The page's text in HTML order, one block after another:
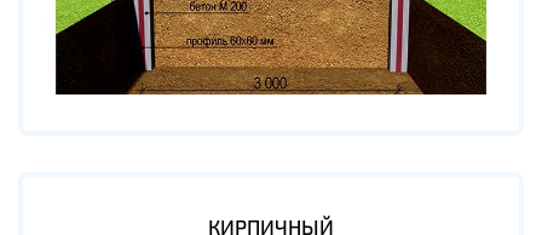
КИРПИЧНЫЙ